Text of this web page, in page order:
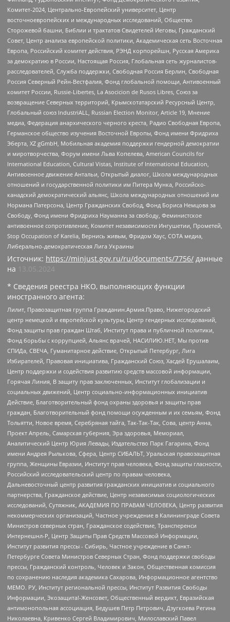
Комитет-2024, Центрально-Европейский университет, Центр
восточноевропейских и международных исследований, Общество
Сторожевой башни, Библии и трактатов Свидетелей Иеговы, Гражданский
Совет, Центр анализа европейской политики, Академическая сеть Восточная
Европа, Российский комитет действия, РЭНД корпорейшн, Русская Америка
за демократию в России, Настоящая Россия, Глобальная сеть журналистов-
расследователей, Служба поддержки, Свободная Россия Берлин, Свободная
Россия Северный Рейн-Вестфалия, Фонд глобальной помощи, Антивоенный
комитет России, Russie-Libertes, La Asocicion de Rusos Libres, Союз за
возвращение Северных территорий, Крымскотатарский Ресурсный Центр,
Глобальный союз IndustriALL, Russian Election Monitor, Article 19, Мнение
медиа, Федерация анархического черного креста, Радио Свободная Европа,
Германское общество изучения Восточной Европы, Фонд имени Фридриха
Эберта, XZ gGmbH, Мобильная академия поддержки гендерной демократии
и миротворчества, Форум имени Льва Копелева, American Councils for
International Education, Cultural Vistas, Institute of International Education,
Антивоенное движение Антальи, Открытый диалог, Школа международных
отношений и государственной политики им Питера Мунка, Российско-
канадский демократический альянс, Школа международных отношений им
Нормана Патерсона, Центр Гражданских Свобод, Фонд Бориса Немцова за
Свободу, Фонд имени Фридриха Науманна за свободу, Феминистское
антивоенное сопротивление, Комитет независимости Ингушетии, Прометей,
Stop Occupation of Karelia, Вернись живым, Фридом Хаус, СОТА медиа,
Либерально-демократическая Лига Украины
Источник: https://minjust.gov.ru/ru/documents/7756/ данные
на
13.05.2024
* Сведения реестра НКО, выполняющих функции
иностранного агента:
Лилит, Правозащитная группа Гражданин.Армия.Право, Нижегородский
центр немецкой и европейской культуры, Центр гендерных исследований,
Фонд защиты прав граждан Штаб, Институт права и публичной политики,
Фонд борьбы с коррупцией, Альянс врачей, НАСИЛИЮ.НЕТ, Мы против
СПИДа, СВЕЧА, Гуманитарное действие, Открытый Петербург, Лига
Избирателей, Правовая инициатива, Гражданский Союз, Хасдей Ерушалаим,
Центр поддержки и содействия развитию средств массовой информации,
Горячая Линия, В защиту прав заключенных, Институт глобализации и
социальных движений, Центр социально-информационных инициатив
Действие, Благотворительный фонд охраны здоровья и защиты прав
граждан, Благотворительный фонд помощи осужденным и их семьям, Фонд
Тольятти, Новое время, Серебряная тайга, Так-Так-Так, Сова, центр Анна,
Проект Апрель, Самарская губерния, Эра здоровья, Мемориал,
Аналитический Центр Юрия Левады, Издательство Парк Гагарина, Фонд
имени Андрея Рылькова, Сфера, Центр СИБАЛЬТ, Уральская правозащитная
группа, Женщины Евразии, Институт прав человека, Фонд защиты гласности,
Российский исследовательский центр по правам человека,
Дальневосточный центр развития гражданских инициатив и социального
партнерства, Гражданское действие, Центр независимых социологических
исследований, Сутяжник, АКАДЕМИЯ ПО ПРАВАМ ЧЕЛОВЕКА, Центр развития
некоммерческих организаций, Частное учреждение в Калининграде Совета
Министров северных стран, Гражданское содействие, Трансперенси
Интернешнл-Р, Центр Защиты Прав Средств Массовой Информации,
Институт развития прессы - Сибирь, Частное учреждение в Санкт-
Петербурге Совета Министров Северных Стран, Фонд поддержки свободы
прессы, Гражданский контроль, Человек и Закон, Общественная комиссия
по сохранению наследия академика Сахарова, Информационное агентство
МЕМО. РУ, Институт региональной прессы, Институт Развития Свободы
Информации, Экозащита!-Женсовет, Общественный вердикт, Евразийская
антимонопольная ассоциация, Бедушев Петр Петрович, Дзугкоева Регина
Николаевна, Кривенко Сергей Владимирович, Милославский Павел